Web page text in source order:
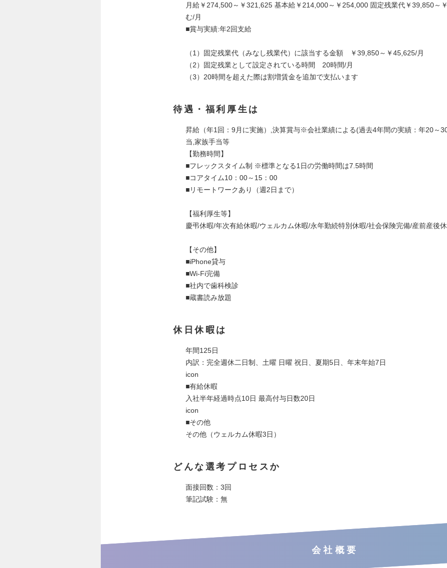
月給￥274,500～￥321,625 基本給￥214,000～￥254,000 固定残業代￥39,850～
む/月
■賞与実績:年2回支給
（1）固定残業代（みなし残業代）に該当する金額 ￥39,850～￥45,625/月
（2）固定残業として設定されている時間 20時間/月
（3）20時間を超えた際は割増賃金を追加で支払います
待遇・福利厚生は
昇給（年1回：9月に実施）,決算賞与※会社業績による(過去4年間の実績：年20～
当,家族手当等
【勤務時間】
■フレックスタイム制 ※標準となる1日の労働時間は7.5時間
■コアタイム10：00～15：00
■リモートワークあり（週2日まで）
【福利厚生等】
慶弔休暇/年次有給休暇/ウェルカム休暇/永年勤続特別休暇/社会保険完備/産前産後
【その他】
■iPhone貸与
■Wi-Fi完備
■社内で歯科検診
■蔵書読み放題
休日休暇は
年間125日
内訳：完全週休二日制、土曜 日曜 祝日、夏期5日、年末年始7日
icon
■有給休暇
入社半年経過時点10日 最高付与日数20日
icon
■その他
その他（ウェルカム休暇3日）
どんな選考プロセスか
面接回数：3回
筆記試験：無
会社概要